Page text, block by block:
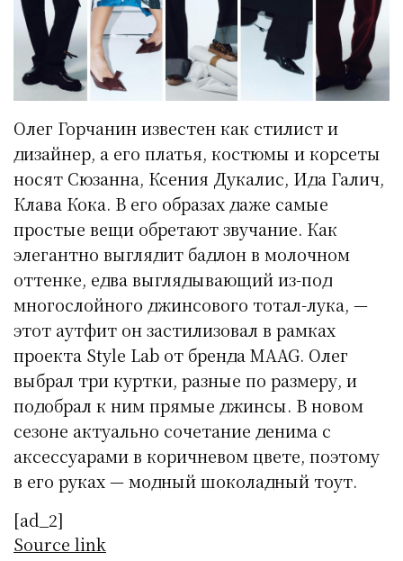
Олег Горчанин известен как стилист и
дизайнер, а его платья, костюмы и корсеты
носят Сюзанна, Ксения Дукалис, Ида Галич,
Клава Кока. В его образах даже самые
простые вещи обретают звучание. Как
элегантно выглядит бадлон в молочном
оттенке, едва выглядывающий из-под
многослойного джинсового тотал-лука, —
этот аутфит он застилизовал в рамках
проекта Style Lab от бренда MAAG. Олег
выбрал три куртки, разные по размеру, и
подобрал к ним прямые джинсы. В новом
сезоне актуально сочетание денима с
аксессуарами в коричневом цвете, поэтому
в его руках — модный шоколадный тоут.
[ad_2]
Source link